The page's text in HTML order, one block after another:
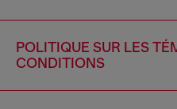
POLITIQUE SUR LES
CONDITIONS